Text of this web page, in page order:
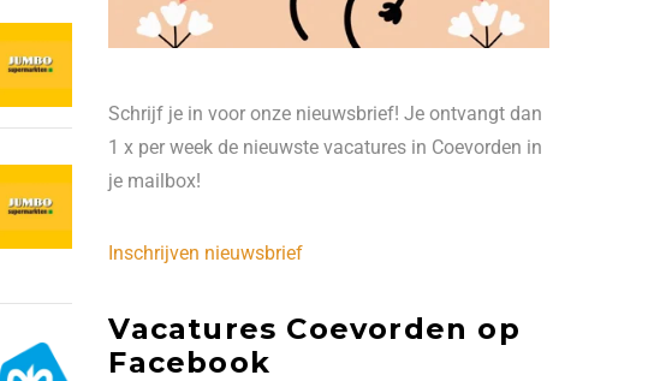
Schrijf je in voor onze nieuwsbrief! Je ontvangt dan
1 x per week de nieuwste vacatures in Coevorden in
je mailbox!
Inschrijven nieuwsbrief
Vacatures Coevorden op
Facebook